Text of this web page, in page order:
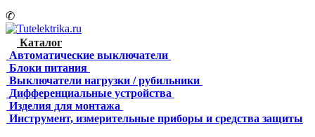
✆
Каталог
Автоматические выключатели
Блоки питания
Выключатели нагрузки / рубильники
Дифференциальные устройства
Изделия для монтажа
Инструмент, измерительные приборы и средства защиты